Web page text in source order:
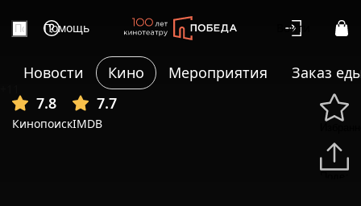
Помощь Войти
Новости Кино Мероприятия
Заказ
7.8
Кинопоиск
7.7
IMDB